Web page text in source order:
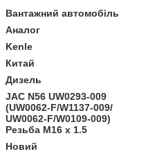
Вантажний автомобіль
Аналог
Kenle
Китай
Дизель
JAC N56 UW0293-009
(UW0062-F/W1137-009/
UW0062-F/W0109-009)
Резьба M16 х 1.5
Новий